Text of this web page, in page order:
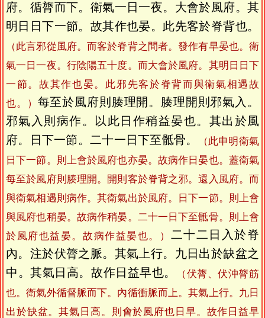
府。循膂而下。衛氣一日一夜。大會於風府。其
明日日下一節。故其作也晏。此先客於脊背也。
（此言邪從風府。而客於脊背之間者。發作有早晏也。衛
氣一日一夜。行陰陽五十度。而大會於風府。其明日日下
一節。故其作也晏。此邪先客於脊背而與衛氣相遇故
也。） 每至於風府則腠理開。腠理開則邪氣入。
邪氣入則病作。以此日作稍益晏也。其出於風
府。日下一節。二十一日下至骶骨。
（此申明衛氣
日下一節。則上會於風府也亦晏。故病作日晏也。蓋衛氣
每至於風府則腠理開。開則客於脊背之邪。還入風府。而
與衛氣相遇則病作。其衛氣出於風府。日下一節。則上會
與風府也稍晏。故病作稍晏。二十一日下至骶骨。則上會
於風府也益晏。故病作益晏也。） 二十二日入於脊
內。注於伏膂之脈。其氣上行。九日出於缺盆之
中。其氣日高。故作日益早也。
（伏膂、伏沖膂筋
也。衛氣外循督脈而下。內循衝脈而上。其氣上行。九日
出於缺盆。其氣日高。則會於風府也日早。故作日益早